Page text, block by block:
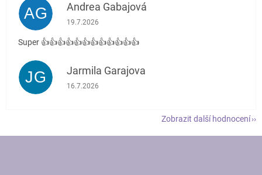
AG Andrea Gabajová
Hodnocení obchodu je 5 z 5 hvězdiček.
19.7.2026
Super 👍👍👍👍👍👍👍👍👍👍👍👍
JG Jarmila Garajova
Hodnocení obchodu je 5 z 5 hvězdiček.
16.7.2026
Zobrazit další hodnocení